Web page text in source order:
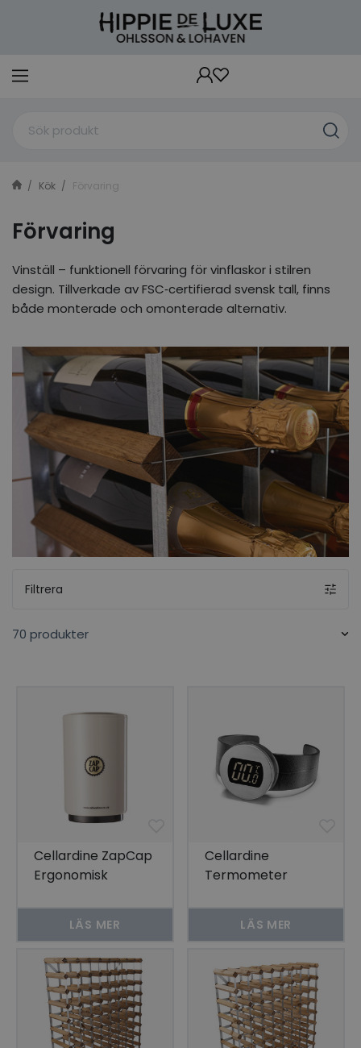
Kök Förvaring
Förvaring
Vinställ – funktionell förvaring för vinflaskor i stilren
design. Tillverkade av FSC‑certifierad svensk tall, finns
både monterade och omonterade alternativ.
Filtrera
70 produkter
Cellardine ZapCap
Ergonomisk
LÄS MER
Cellardine
Termometer
LÄS MER